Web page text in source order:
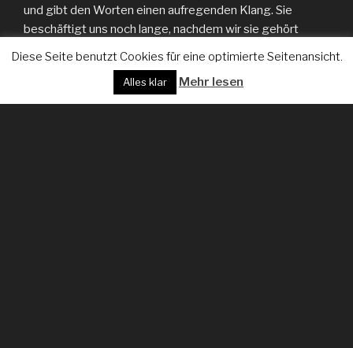
und gibt den Worten einen aufregenden Klang. Sie
beschäftigt uns noch lange, nachdem wir sie gehört
entstehen in unseren Köpfen eigene Welten und Bilder.
Begeben Sie sich mit mir in diesen grenzenlosen
Diese Seite benutzt Cookies für eine optimierte Seitenansicht.
Alles klar Mehr lesen